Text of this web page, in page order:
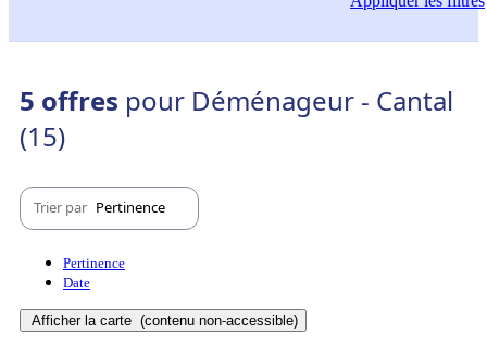
5 offres pour Déménageur - Cantal
(15)
Trier par Pertinence
Pertinence
Date
Afficher la carte (contenu non-accessible)